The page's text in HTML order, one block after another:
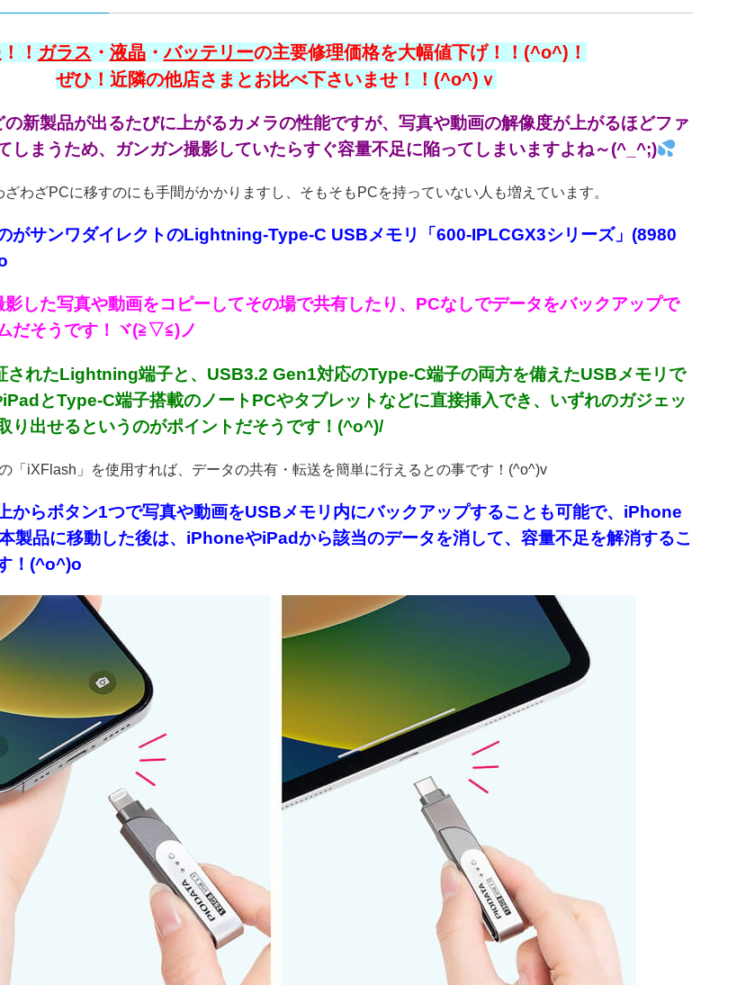
！ ガラス ・ 液晶・バッテリーの主要修理価格を大幅値下げ！！(^o^)！
ぜひ！近隣の他店さまとお比べ下さいませ！！(^o^)ｖ
新製品が出るたびに上がるカメラの性能ですが、写真や動画の解像度が上がるほどファ
しまうため、ガンガン撮影していたらすぐ容量不足に陥ってしまいますよね～(^_^;)
わざPCに移すのにも手間がかかりますし、そもそもPCを持っていない人も増えています。
がサンワダイレクトのLightning-Type-C USBメモリ「600-IPLCGX3シリーズ」(8980
した写真や動画をコピーしてその場で共有したり、PCなしでデータをバックアップで
だそうです！ヾ(≧▽≦)ノ
されたLightning端子と、USB3.2 Gen1対応のType-C端子の両方を備えたUSBメモリで
とType-C端子搭載のノートPCやタブレットなどに直接挿入でき、いずれのガジェッ
り出せるというのがポイントだそうです！(^o^)/
「iXFlash」を使用すれば、データの共有・転送を簡単に行えるとの事です！(^o^)v
からボタン1つで写真や動画をUSBメモリ内にバックアップすることも可能で、iPhone
製品に移動した後は、iPhoneやiPadから該当のデータを消して、容量不足を解消するこ
！(^o^)o